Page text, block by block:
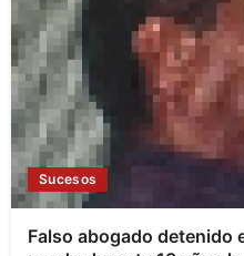
Sucesos
Falso abogado detenido